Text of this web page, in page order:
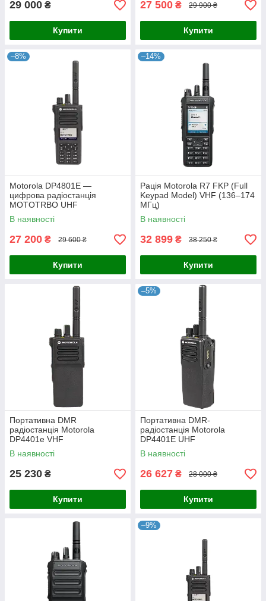
29 000 ₴
Купити
27 500 ₴ 29 900 ₴
Купити
–8%
Motorola DP4801E —
цифрова радіостанція
MOTOTRBO UHF
В наявності
27 200 ₴ 29 600 ₴
Купити
–14%
Рація Motorola R7 FKP (Full
Keypad Model) VHF (136–174
МГц)
В наявності
32 899 ₴ 38 250 ₴
Купити
Портативна DMR
радіостанція Motorola
DP4401e VHF
В наявності
25 230 ₴
Купити
–5%
Портативна DMR-
радіостанція Motorola
DP4401E UHF
В наявності
26 627 ₴ 28 000 ₴
Купити
–9%